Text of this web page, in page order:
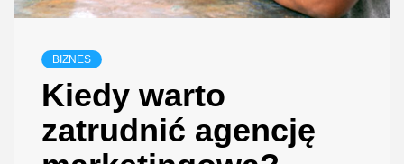
BIZNES
Kiedy warto
zatrudnić agencję